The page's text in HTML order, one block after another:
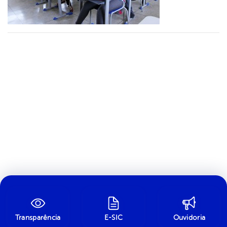
Transparência E-SIC Ouvidoria